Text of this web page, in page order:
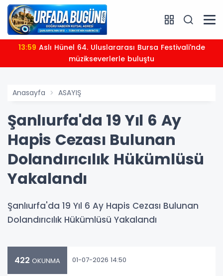
13:59
müzikseverlerle buluştu
Anasayfa ASAYIŞ
Şanlıurfa'da 19 Yıl 6 Ay
Hapis Cezası Bulunan
Dolandırıcılık Hükümlüsü
Yakalandı
Şanlıurfa'da 19 Yıl 6 Ay Hapis Cezası Bulunan
Dolandırıcılık Hükümlüsü Yakalandı
422 OKUNMA 01-07-2026 14:50